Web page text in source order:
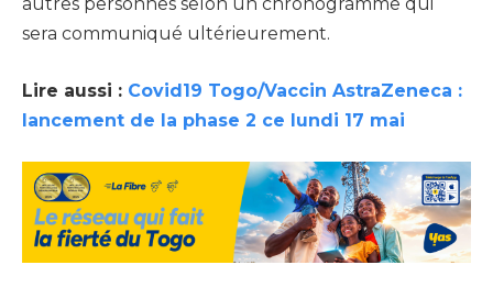
sera communiqué ultérieurement.
Lire aussi : Covid19 Togo/Vaccin AstraZeneca :
lancement de la phase 2 ce lundi 17 mai